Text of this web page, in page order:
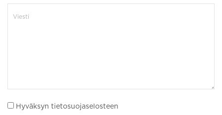
Hyväksyn tietosuojaselosteen